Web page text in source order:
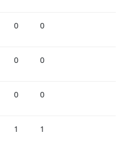
0 0
0 0
0 0
1 1